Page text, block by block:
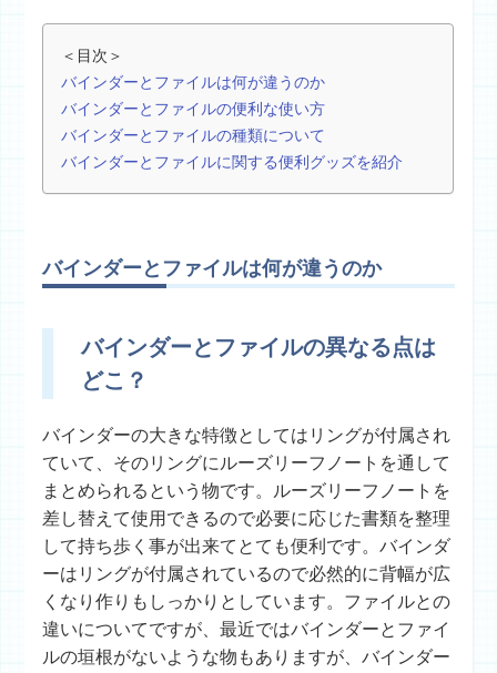
＜目次＞
バインダーとファイルは何が違うのか
バインダーとファイルの便利な使い方
バインダーとファイルの種類について
バインダーとファイルに関する便利グッズを紹介
バインダーとファイルは何が違うのか
バインダーとファイルの異なる点は
どこ？
バインダーの大きな特徴としてはリングが付属され
ていて、そのリングにルーズリーフノートを通して
まとめられるという物です。ルーズリーフノートを
差し替えて使用できるので必要に応じた書類を整理
して持ち歩く事が出来てとても便利です。バインダ
ーはリングが付属されているので必然的に背幅が広
くなり作りもしっかりとしています。ファイルとの
違いについてですが、最近ではバインダーとファイ
ルの垣根がないような物もありますが、バインダー